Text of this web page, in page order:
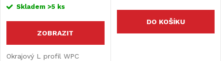
cena:Skladem >5 ks
ZOBRAZIT
Okrajový L profil WPC
DO KOŠÍKU